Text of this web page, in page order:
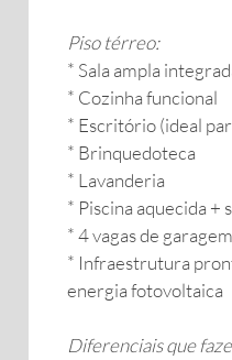
Piso térreo:
* Sala ampla
* Cozinha funcional
* Escritório (ideal
* Brinquedoteca
* Lavanderia
* Piscina aquecida +
* 4 vagas de
* Infraestrutura
energia fotovoltaica
Diferenciais que